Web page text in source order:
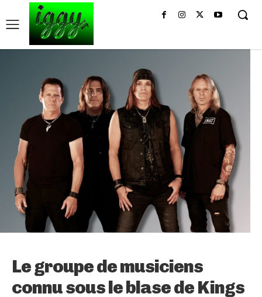
Le groupe de musiciens
connu sous le blase de Kings